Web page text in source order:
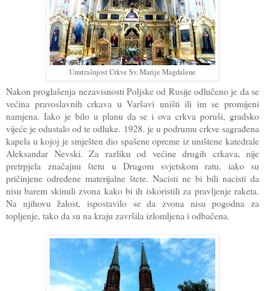
Unutrašnjost Crkve Sv. Marije Magdalene
Nakon proglašenja nezavisnosti Poljske od Rusije odlučeno je da se
većina pravoslavnih crkava u Varšavi uništi ili im se promijeni
namjena. Iako je bilo u planu da se i ova crkva poruši, gradsko
vijeće je odustalo od te odluke. 1928. je u podrumu crkve sagrađena
kapela u kojoj je smješten dio spašene opreme iz uništene katedrale
Aleksandar Nevski. Za razliku od većine drugih crkava, nije
pretrpjela značajnu štetu u Drugom svjetskom ratu, iako su
pričinjene određene materijalne štete. Nacisti ne bi bili nacisti da
nisu barem skinuli zvona kako bi ih iskoristili za pravljenje raketa.
Na njihovu žalost, ispostavilo se da zvona nisu pogodna za
topljenje, tako da su na kraju završila izlomljena i odbačena.